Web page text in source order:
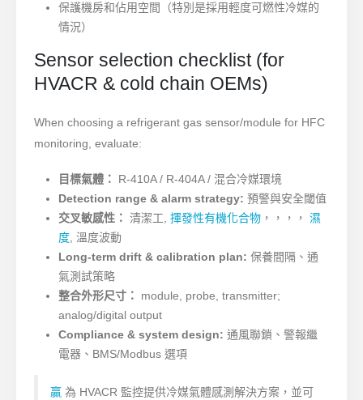
保護機房和佔用空間（特別是採用輕度可燃性冷媒的
情況）
Sensor selection checklist (for
HVACR & cold chain OEMs)
When choosing a refrigerant gas sensor/module for HFC
monitoring, evaluate:
目標氣體：
R-410A / R-404A / 混合冷媒環境
Detection range & alarm strategy: 預警與安全閾值
交叉敏感性： 清潔工, 揮發性有機化合物，，，， 濕
度, 溫度波動
Long-term drift & calibration plan: 保養間隔、通
氣測試策略
整合外形尺寸：
module, probe, transmitter;
analog/digital output
Compliance & system design: 通風聯鎖、警報繼
電器、BMS/Modbus 選項
贏 為 HVACR 監控提供冷媒氣體感測解決方案，並可